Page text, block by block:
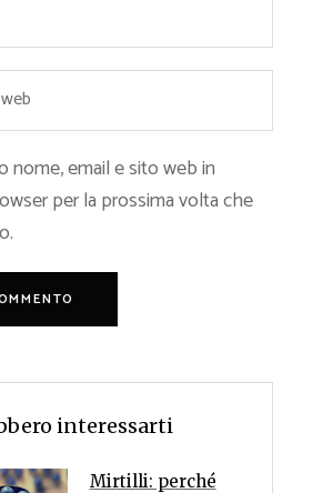
nome, email e sito web in
per la prossima volta che
interessarti
Mirtilli: perché